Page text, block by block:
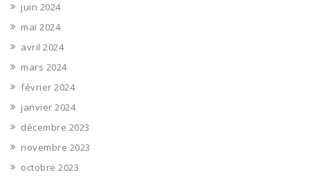
juin 2024
mai 2024
avril 2024
mars 2024
février 2024
janvier 2024
décembre 2023
novembre 2023
octobre 2023